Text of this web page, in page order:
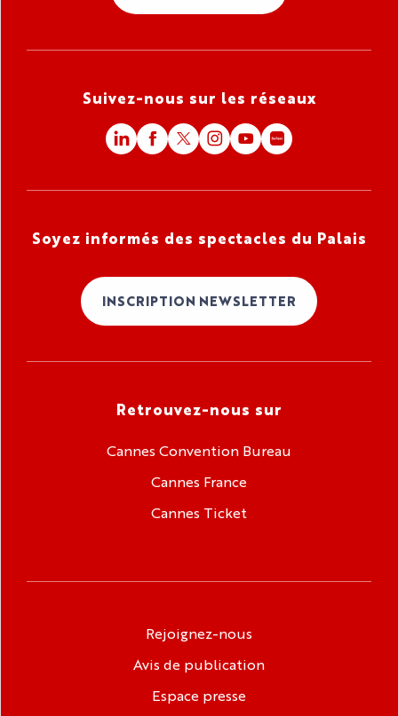
Suivez-nous sur les réseaux
Soyez informés des spectacles du Palais
INSCRIPTION NEWSLETTER
Retrouvez-nous sur
Cannes Convention Bureau
Cannes France
Cannes Ticket
Rejoignez-nous
Avis de publication
Espace presse